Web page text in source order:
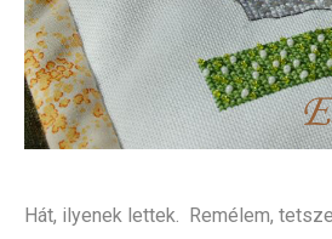
Hát, ilyenek lettek. Remélem,